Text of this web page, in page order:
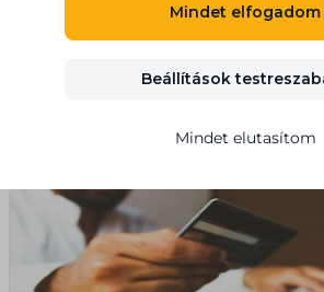
Zboží?
Frissítve 28. 7. 2026 8
Mindet elfogadom
Beállítások
Mindet elutasítom